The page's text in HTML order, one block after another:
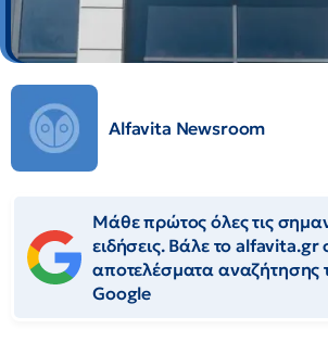
Alfavita Newsroom
Μάθε πρώτος όλες τις
ειδήσεις. Βάλε το alfavita.gr
αποτελέσματα αναζήτησης
Google